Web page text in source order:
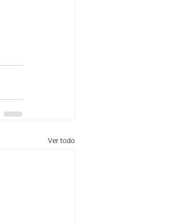
Ver todo